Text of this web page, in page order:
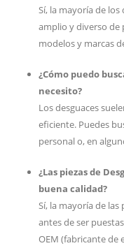
Sí, la mayoría de
amplio y diverso de
modelos y marcas
¿Cómo puedo
necesito?
Los desguaces
eficiente. Puedes
personal o, en
¿Las piezas de
buena calidad?
Sí, la mayoría de las
antes de ser
OEM (fabricante de